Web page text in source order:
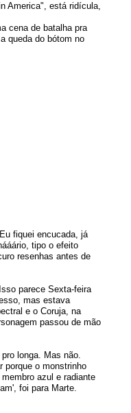
America", está ridícula,
cena de batalha pra
queda do bótom no
fiquei encucada, já
tipo o efeito
resenhas antes de
parece Sexta-feira
mas estava
e o Coruja, na
passou de mão
longa. Mas não.
porque o monstrinho
azul e radiante
foi para Marte.